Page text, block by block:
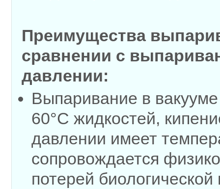
Преимущества
сравнении с
давлении:
Выпаривание в
60°С жидкостей,
давлении имеет
сопровождается
потерей